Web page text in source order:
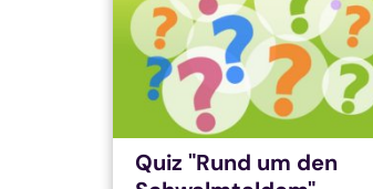
Quiz "Rund um den